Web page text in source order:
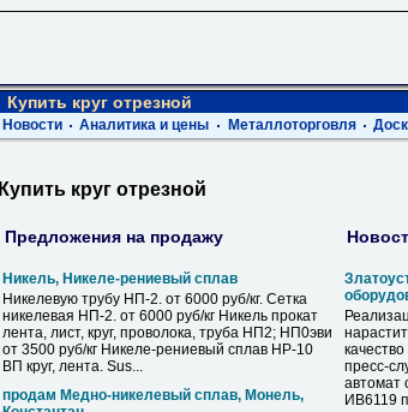
Купить круг отрезной
Новости Аналитика и цены Металлоторговля
Купить круг отрезной
Предложения на продажу
Никель, Никеле-рениевый сплав
Никелевую трубу НП-2. от 6000 руб/кг. Сетка
никелевая НП-2. от 6000 руб/кг Никель прокат
лента, лист, круг, проволока, труба НП2; НП0эви
от 3500 руб/кг Никеле-рениевый сплав НР-10
ВП круг, лента. Sus...
продам Медно-никелевый сплав, Монель,
пресс-
автомат
ИВ6119